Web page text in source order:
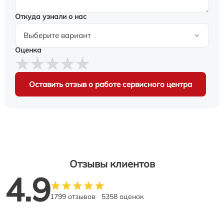
Откуда узнали о нас
Оценка
Оставить отзыв о работе сервисного центра
Отзывы клиентов
4.91799 отзывов 5358 оценок